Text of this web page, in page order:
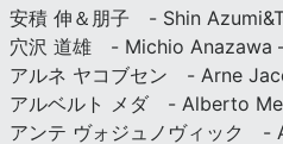
安積 伸＆朋子 - Shin
穴沢 道雄 - Michio Anazawa
アルネ ヤコブセン - Arne
アルベルト メダ - Alberto
アンテ ヴォジュノヴィック -